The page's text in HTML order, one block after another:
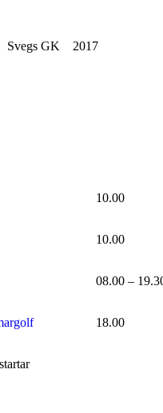
Svegs GK 2017
10.00
10.00
08.00 –
18.00